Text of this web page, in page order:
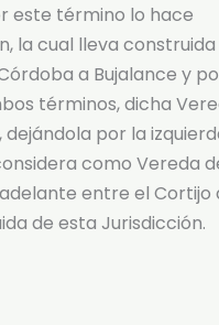
este término lo hace
la cual lleva construida
a Bujalance y
términos, dicha
por la
como Vereda
entre el Cortijo
de esta Jurisdicción.